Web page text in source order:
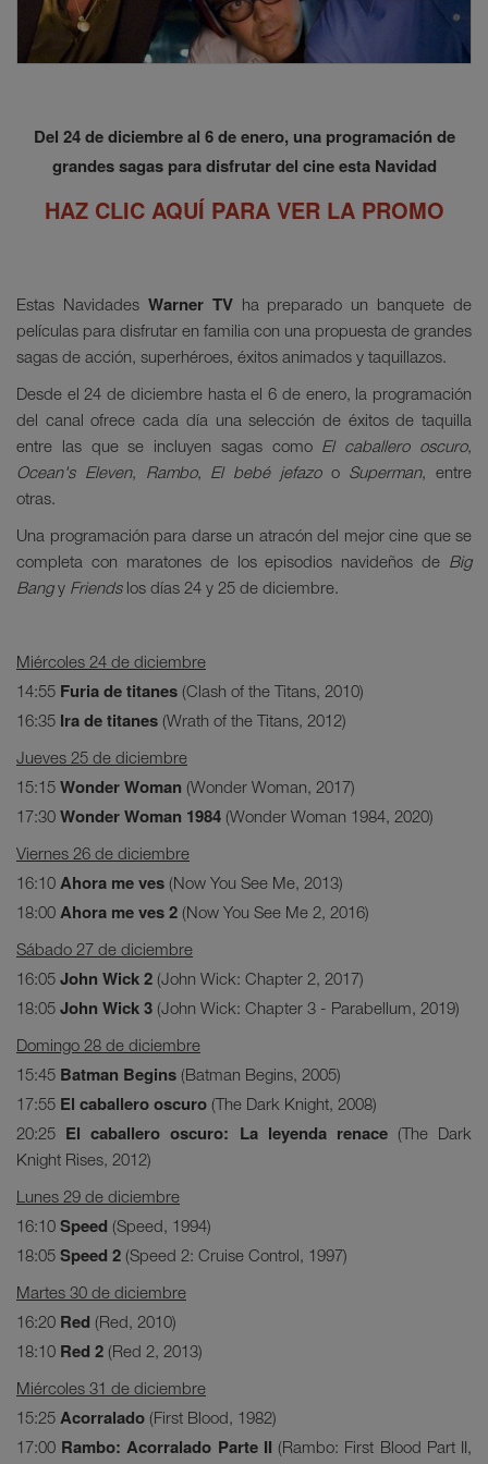
Del 24 de diciembre al 6 de enero, una programación de
grandes sagas para disfrutar del cine esta Navidad
HAZ CLIC AQUÍ PARA VER LA PROMO
Estas Navidades Warner TV ha preparado un banquete de
películas para disfrutar en familia con una propuesta de grandes
sagas de acción, superhéroes, éxitos animados y taquillazos.
Desde el 24 de diciembre hasta el 6 de enero, la programación
del canal ofrece cada día una selección de éxitos de taquilla
entre las que se incluyen sagas como El caballero oscuro,
Ocean's Eleven, Rambo, El bebé jefazo o Superman, entre
otras.
Una programación para darse un atracón del mejor cine que se
completa con maratones de los episodios navideños de Big
Bangy Friendslos días 24 y 25 de diciembre.
Miércoles 24 de diciembre
14:55 Furia de titanes (Clash of the Titans, 2010)
16:35 Ira de titanes (Wrath of the Titans, 2012)
Jueves 25 de diciembre
15:15 Wonder Woman (Wonder Woman, 2017)
17:30 Wonder Woman 1984 (Wonder Woman 1984, 2020)
Viernes 26 de diciembre
16:10 Ahora me ves (Now You See Me, 2013)
18:00 Ahora me ves 2 (Now You See Me 2, 2016)
Sábado 27 de diciembre
16:05 John Wick 2 (John Wick: Chapter 2, 2017)
18:05 John Wick 3 (John Wick: Chapter 3 - Parabellum, 2019)
Domingo 28 de diciembre
15:45 Batman Begins (Batman Begins, 2005)
17:55 El caballero oscuro (The Dark Knight, 2008)
20:25 El caballero oscuro: La leyenda renace(The Dark
Knight Rises, 2012)
Lunes 29 de diciembre
16:10 Speed (Speed, 1994)
18:05 Speed 2 (Speed 2: Cruise Control, 1997)
Martes 30 de diciembre
16:20 Red (Red, 2010)
18:10 Red 2 (Red 2, 2013)
Miércoles 31 de diciembre
15:25 Acorralado (First Blood, 1982)
17:00 Rambo: Acorralado Parte II (Rambo: First Blood Part II,